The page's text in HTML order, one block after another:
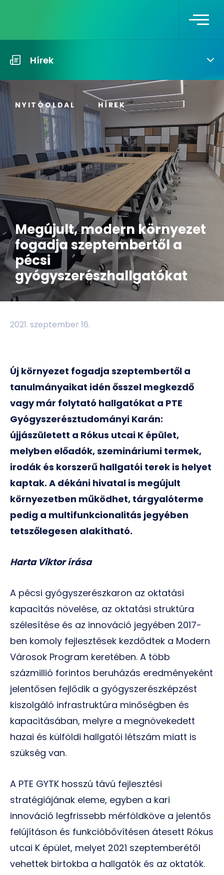
Hírek
NYITÓOLDAL HÍREK
Megújult, modern környezet
fogadja szeptembertől a
pécsi
gyógyszerészhallgatókat
2021. szeptember 16.
Új környezet fogadja szeptembertől a
tanulmányaikat idén ősszel megkezdő
vagy már folytató hallgatókat a PTE
Gyógyszerésztudományi Karán:
újjászületett a Rókus utcai K épület,
melyben előadók, szemináriumi termek,
irodák és korszerű hallgatói terek is helyet
kaptak. A dékáni hivatal is megújult
környezetben működhet, tárgyalóterme
pedig a multifunkcionalitás jegyében
tetszőlegesen alakítható.
Harta Viktor írása
A pécsi gyógyszerészkaron az oktatási
kapacitás növelése, az oktatási struktúra
szélesítése és az innováció jegyében 2017-
ben komoly fejlesztések kezdődtek a Modern
Városok Program keretében. A több
százmillió forintos beruházás eredményeként
jelentősen fejlődik a gyógyszerészképzést
kiszolgáló infrastruktúra minőségben és
kapacitásában, melyre a megnövekedett
hazai és külföldi hallgatói létszám miatt is
szükség van.
A PTE GYTK hosszú távú fejlesztési
stratégiájának eleme, egyben a kari
innováció legfrissebb mérföldköve a jelentős
felújításon és funkcióbővítésen átesett Rókus
utcai K épület, melyet 2021 szeptemberétől
vehettek birtokba a hallgatók és az oktatók.